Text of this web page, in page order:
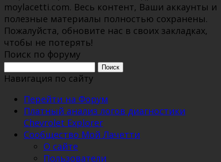
moylacetti.com. Весь контент, Ваши аккаунты и
полезные материалы полностью сохранены.
Пожалуйста, обновите нас в своих закладках,
чтобы не потерять!
Поиск по форуму
Поиск:
Навигация по сайту
Перейти на Форум
Платный анализ логов диагностики
Chevrolet Explorer
Сообщество Мой Лачетти
О сайте
Пользователи